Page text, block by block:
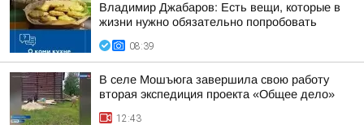
Владимир Джабаров: Есть вещи, которые в
жизни нужно обязательно попробовать
08:39
В селе Мошъюга завершила свою работу
вторая экспедиция проекта «Общее дело»
12:43